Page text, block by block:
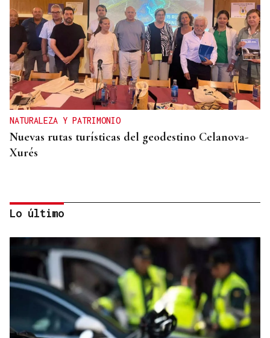
NATURALEZA Y PATRIMONIO
Nuevas rutas turísticas del geodestino Celanova-
Xurés
PLAN DE VERANO
Lo último